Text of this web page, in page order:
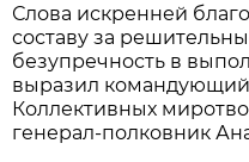
Слова искренней
составу за
безупречность в
выразил
Коллективных
генерал-полковник